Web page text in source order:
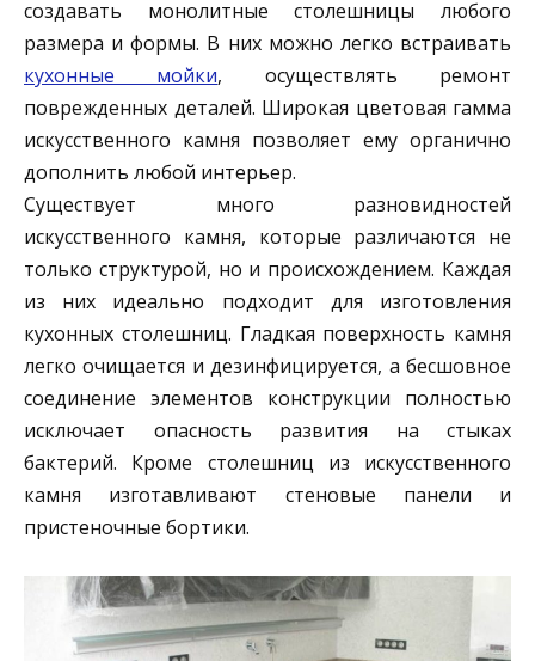
создавать монолитные столешницы любого
размера и формы. В них можно легко встраивать
кухонные мойки, осуществлять ремонт
поврежденных деталей. Широкая цветовая гамма
искусственного камня позволяет ему органично
дополнить любой интерьер.
Существует много разновидностей
искусственного камня, которые различаются не
только структурой, но и происхождением. Каждая
из них идеально подходит для изготовления
кухонных столешниц. Гладкая поверхность камня
легко очищается и дезинфицируется, а бесшовное
соединение элементов конструкции полностью
исключает опасность развития на стыках
бактерий. Кроме столешниц из искусственного
камня изготавливают стеновые панели и
пристеночные бортики.